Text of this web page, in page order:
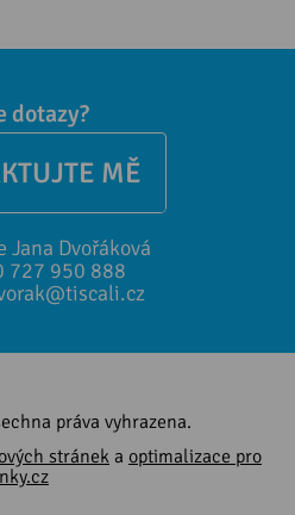
dotazy?
MĚ
Jana Dvořáková
727 950 888
práva vyhrazena.
stránek a optimalizace pro